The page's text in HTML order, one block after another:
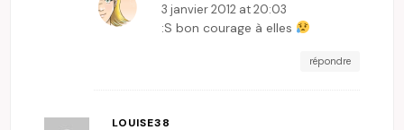
3 janvier 2012 at 20:03
:S bon courage à elles
répondre
LOUISE38